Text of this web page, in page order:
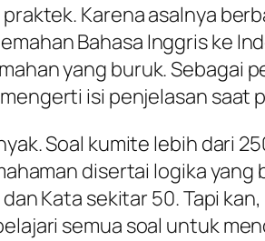
Karena asalnya
Bahasa Inggris ke
yang buruk. Sebagai
isi penjelasan saat
Soal kumite lebih dari
disertai logika
Kata sekitar 50. Tapi
semua soal untuk